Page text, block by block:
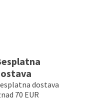
dostava
70 EUR